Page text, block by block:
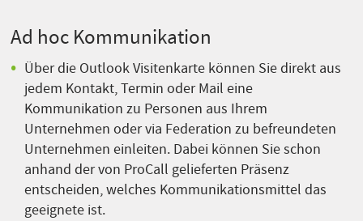
Ad hoc Kommunikation
Über die Outlook Visitenkarte können Sie direkt aus
jedem Kontakt, Termin oder Mail eine
Kommunikation zu Personen aus Ihrem
Unternehmen oder via Federation zu befreundeten
Unternehmen einleiten. Dabei können Sie schon
anhand der von ProCall gelieferten Präsenz
entscheiden, welches Kommunikationsmittel das
geeignete ist.